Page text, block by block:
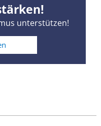
unterstützen!